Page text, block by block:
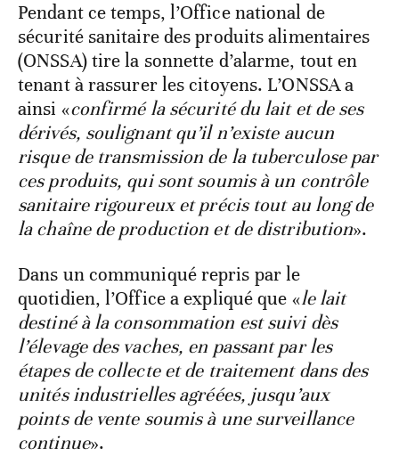
Pendant ce temps, l’Office national de
sécurité sanitaire des produits alimentaires
(ONSSA) tire la sonnette d’alarme, tout en
tenant à rassurer les citoyens. L’ONSSA a
ainsi «confirmé la sécurité du lait et de ses
dérivés, soulignant qu’il n’existe aucun
risque de transmission de la tuberculose par
ces produits, qui sont soumis à un contrôle
sanitaire rigoureux et précis tout au long de
la chaîne de production et de distribution».
Dans un communiqué repris par le
quotidien, l’Office a expliqué que «le lait
destiné à la consommation est suivi dès
l’élevage des vaches, en passant par les
étapes de collecte et de traitement dans des
unités industrielles agréées, jusqu’aux
points de vente soumis à une surveillance
continue».